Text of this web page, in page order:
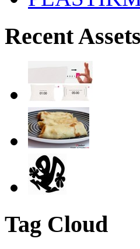
Recent Assets
Tag Cloud